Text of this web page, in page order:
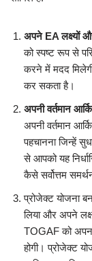
अपने EA लक्ष्यों
को स्पष्ट रूप से
करने में मदद
कर सकता है।
अपनी वर्तमान
अपनी वर्तमान
पहचानना जिन्हें
से आपको यह
कैसे सर्वोत्तम
प्रोजेक्ट योजना
लिया और अपने
TOGAF को
होगी। प्रोजेक्ट